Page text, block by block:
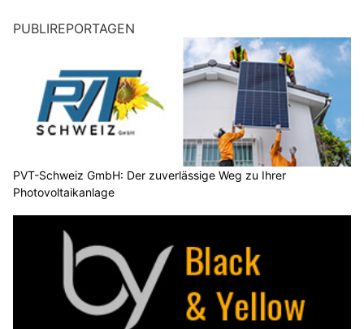
PUBLIREPORTAGEN
PVT-Schweiz GmbH: Der zuverlässige Weg zu Ihrer
Photovoltaikanlage